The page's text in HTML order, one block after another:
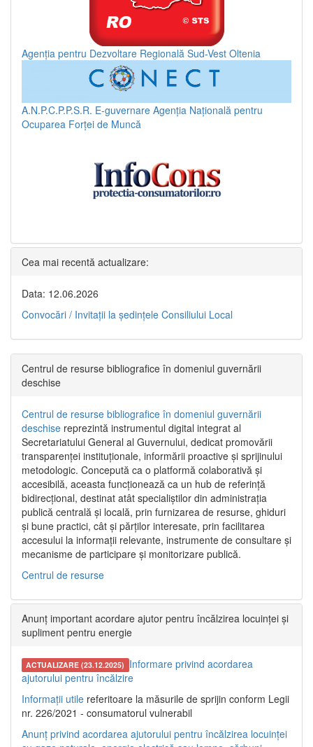
Agenția pentru Dezvoltare Regională Sud-Vest Oltenia
A.N.P.C.P.P.S.R. E-guvernare Agenția Națională pentru
Ocuparea Forței de Muncă
Cea mai recentă actualizare:
Data: 12.06.2026
Convocări / Invitaţii la şedinţele Consiliului Local
Centrul de resurse bibliografice în domeniul guvernării
deschise
Centrul de resurse bibliografice în domeniul guvernării
deschise reprezintă instrumentul digital integrat al
Secretariatului General al Guvernului, dedicat promovării
transparenței instituționale, informării proactive și sprijinului
metodologic. Concepută ca o platformă colaborativă și
accesibilă, aceasta funcționează ca un hub de referință
bidirecțional, destinat atât specialiștilor din administrația
publică centrală și locală, prin furnizarea de resurse, ghiduri
și bune practici, cât și părților interesate, prin facilitarea
accesului la informații relevante, instrumente de consultare și
mecanisme de participare și monitorizare publică.
Centrul de resurse
Anunț important acordare ajutor pentru încălzirea locuinței și
supliment pentru energie
ACTUALIZARE (23.12.2025) Informare privind acordarea
ajutorului pentru încălzire
Informații utile referitoare la măsurile de sprijin conform Legii
nr. 226/2021 - consumatorul vulnerabil
Anunț privind acordarea ajutorului pentru încălzirea locuinței